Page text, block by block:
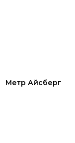
Метр Айсберг